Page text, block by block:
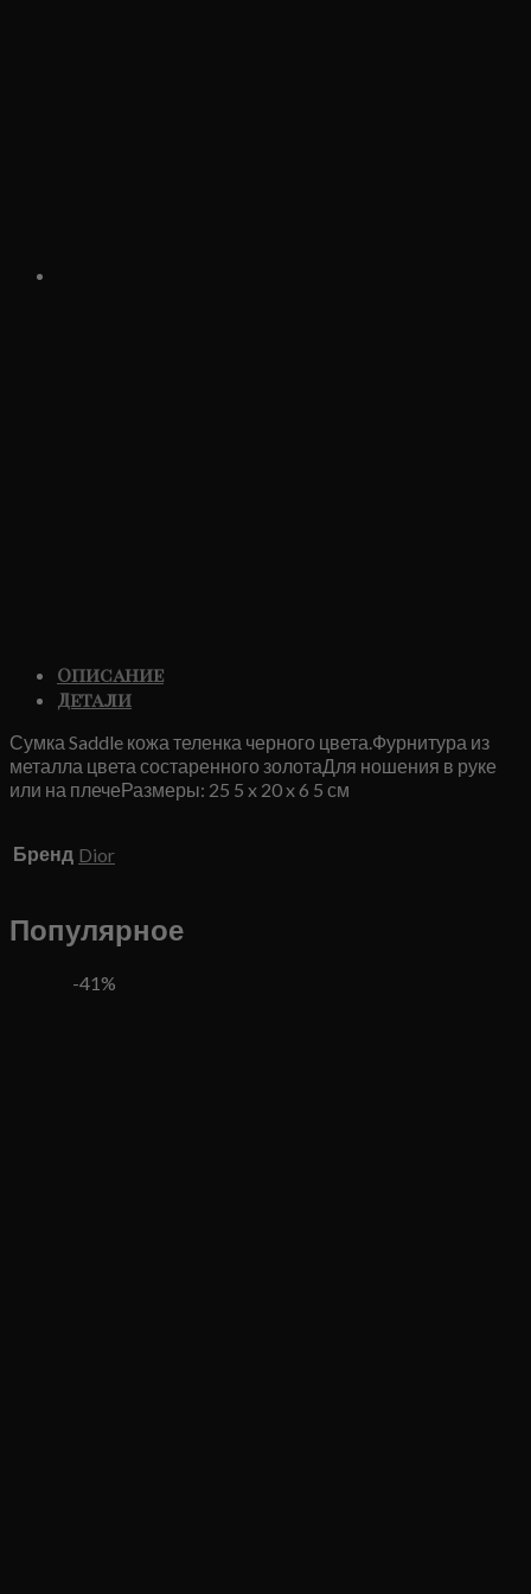
Описание
Детали
Сумка Saddle кожа теленка черного цвета.Фурнитура из
металла цвета состаренного золотаДля ношения в руке
или на плечеРазмеры: 25 5 x 20 x 6 5 см
Бренд Dior
Популярное
-41%